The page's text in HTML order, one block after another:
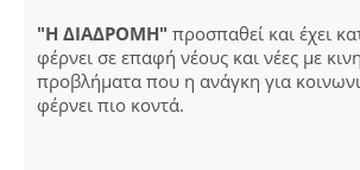
"Η ΔΙΑΔΡΟΜΗ" προσπαθεί και έχει
φέρνει σε επαφή νέους και νέες με
προβλήματα που η ανάγκη για
φέρνει πιο κοντά.